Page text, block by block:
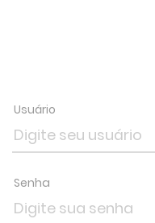
Usuário
Senha